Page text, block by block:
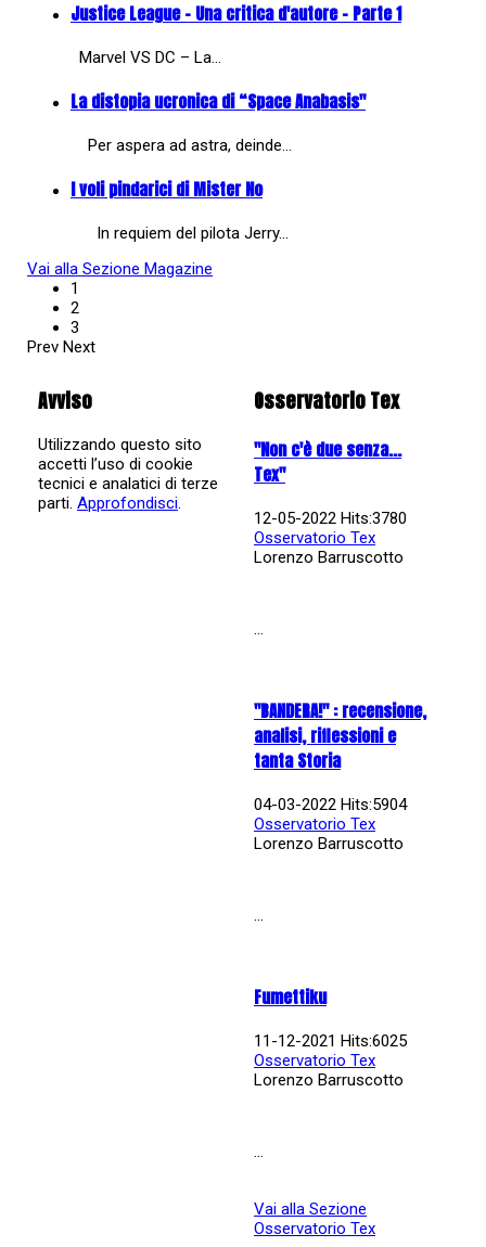
Justice League - Una critica d'autore - Parte 1
Marvel VS DC – La…
La distopia ucronica di “Space Anabasis"
Per aspera ad astra, deinde…
I voli pindarici di Mister No
In requiem del pilota Jerry…
Vai alla Sezione Magazine
1
2
3
Prev Next
Avviso
Utilizzando questo sito
accetti l’uso di cookie
tecnici e analatici di terze
parti. Approfondisci.
Osservatorio Tex
"Non c'è due senza...
Tex"
12-05-2022 Hits:3780
Osservatorio Tex
Lorenzo Barruscotto
...
"BANDERA!" : recensione,
analisi, riflessioni e
tanta Storia
04-03-2022 Hits:5904
Osservatorio Tex
Lorenzo Barruscotto
...
Fumettiku
11-12-2021 Hits:6025
Osservatorio Tex
Lorenzo Barruscotto
...
Vai alla Sezione
Osservatorio Tex